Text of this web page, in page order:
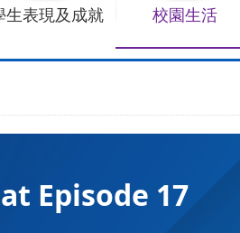
生表現及成就 校園生活
Episode 17